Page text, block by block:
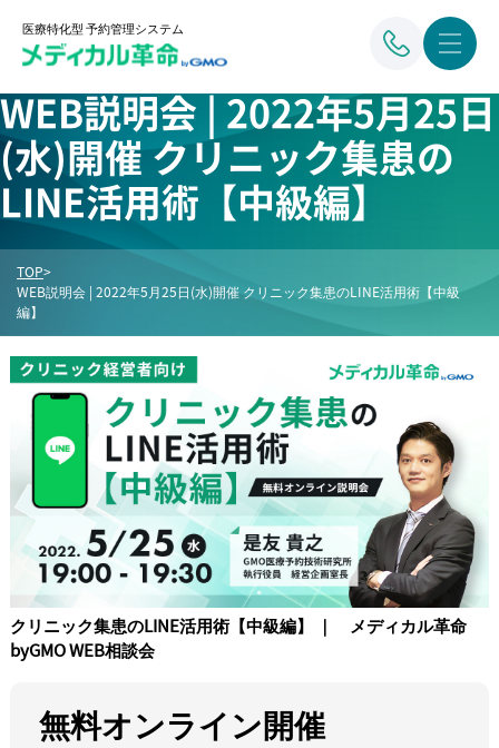
医療特化型 予約管理システム
WEB説明会 | 2022年5月25日
(水)開催 クリニック集患の
LINE活用術【中級編】
TOP>
WEB説明会 | 2022年5月25日(水)開催 クリニック集患のLINE活用術【中級
編】
クリニック集患のLINE活用術【中級編】 ｜ メディカル革命
byGMO WEB相談会
無料オンライン開催